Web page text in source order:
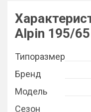
Alpin 195/
Типоразмер
Бренд
Модель
Сезон